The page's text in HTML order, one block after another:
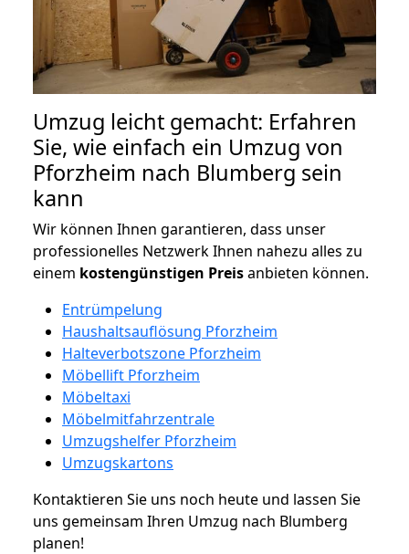
Umzug leicht gemacht: Erfahren
Sie, wie einfach ein Umzug von
Pforzheim nach Blumberg sein
kann
Wir können Ihnen garantieren, dass unser
professionelles Netzwerk Ihnen nahezu alles zu
einem kostengünstigen Preisanbieten können.
Entrümpelung
Haushaltsauflösung Pforzheim
Halteverbotszone Pforzheim
Möbellift Pforzheim
Möbeltaxi
Möbelmitfahrzentrale
Umzugshelfer Pforzheim
Umzugskartons
Kontaktieren Sie uns noch heute und lassen Sie
uns gemeinsam Ihren Umzug nach Blumberg
planen!